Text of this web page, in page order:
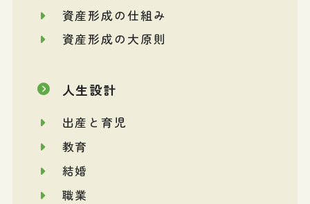
資産形成の仕組み
資産形成の大原則
人生設計
出産と育児
教育
結婚
職業